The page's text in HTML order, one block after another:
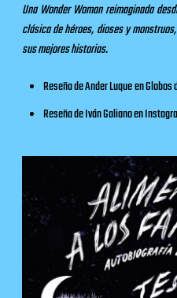
Una Wonder Woman reimaginada
clásica de héroes, dioses y
sus mejores historias.
Reseña de Ander LuqueenGlobos
Reseña de Iván Galiano en